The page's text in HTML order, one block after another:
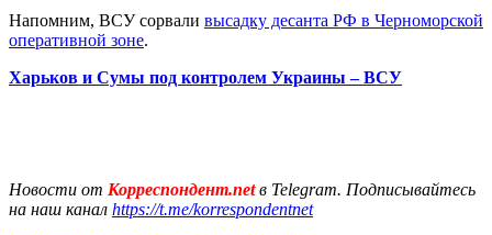
Напомним, ВСУ сорвали высадку десанта РФ в Черноморской
оперативной зоне.
Харьков и Сумы под контролем Украины – ВСУ
Новости от Корреспондент.netв Telegram. Подписывайтесь
на наш канал https://t.me/korrespondentnet